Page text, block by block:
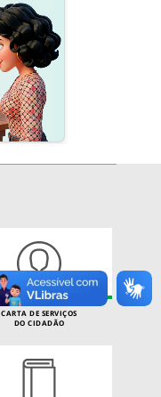
CARTA DE SERVIÇOS
DO CIDADÃO